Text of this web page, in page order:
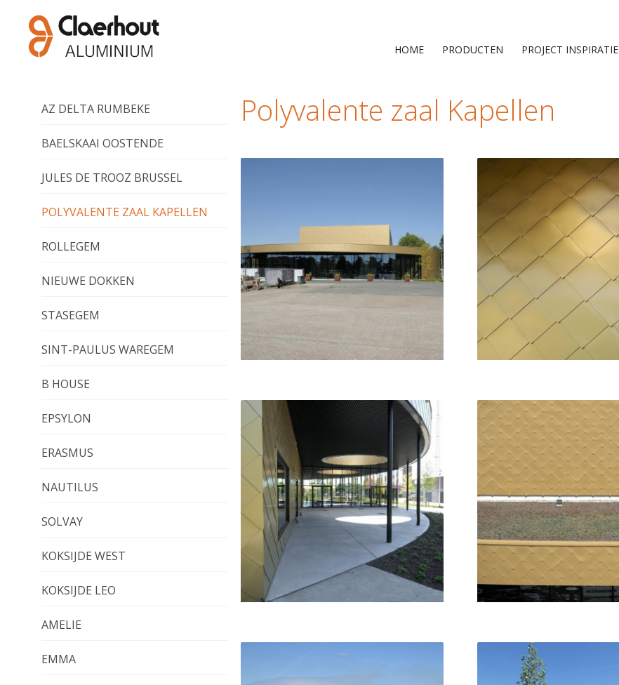
HOME PRODUCTEN PROJECT INSPIRATIE
AZ DELTA RUMBEKE
BAELSKAAI OOSTENDE
JULES DE TROOZ BRUSSEL
POLYVALENTE ZAAL KAPELLEN
ROLLEGEM
NIEUWE DOKKEN
STASEGEM
SINT-PAULUS WAREGEM
B HOUSE
EPSYLON
ERASMUS
NAUTILUS
SOLVAY
KOKSIJDE WEST
KOKSIJDE LEO
AMELIE
EMMA
Polyvalente zaal Kapellen